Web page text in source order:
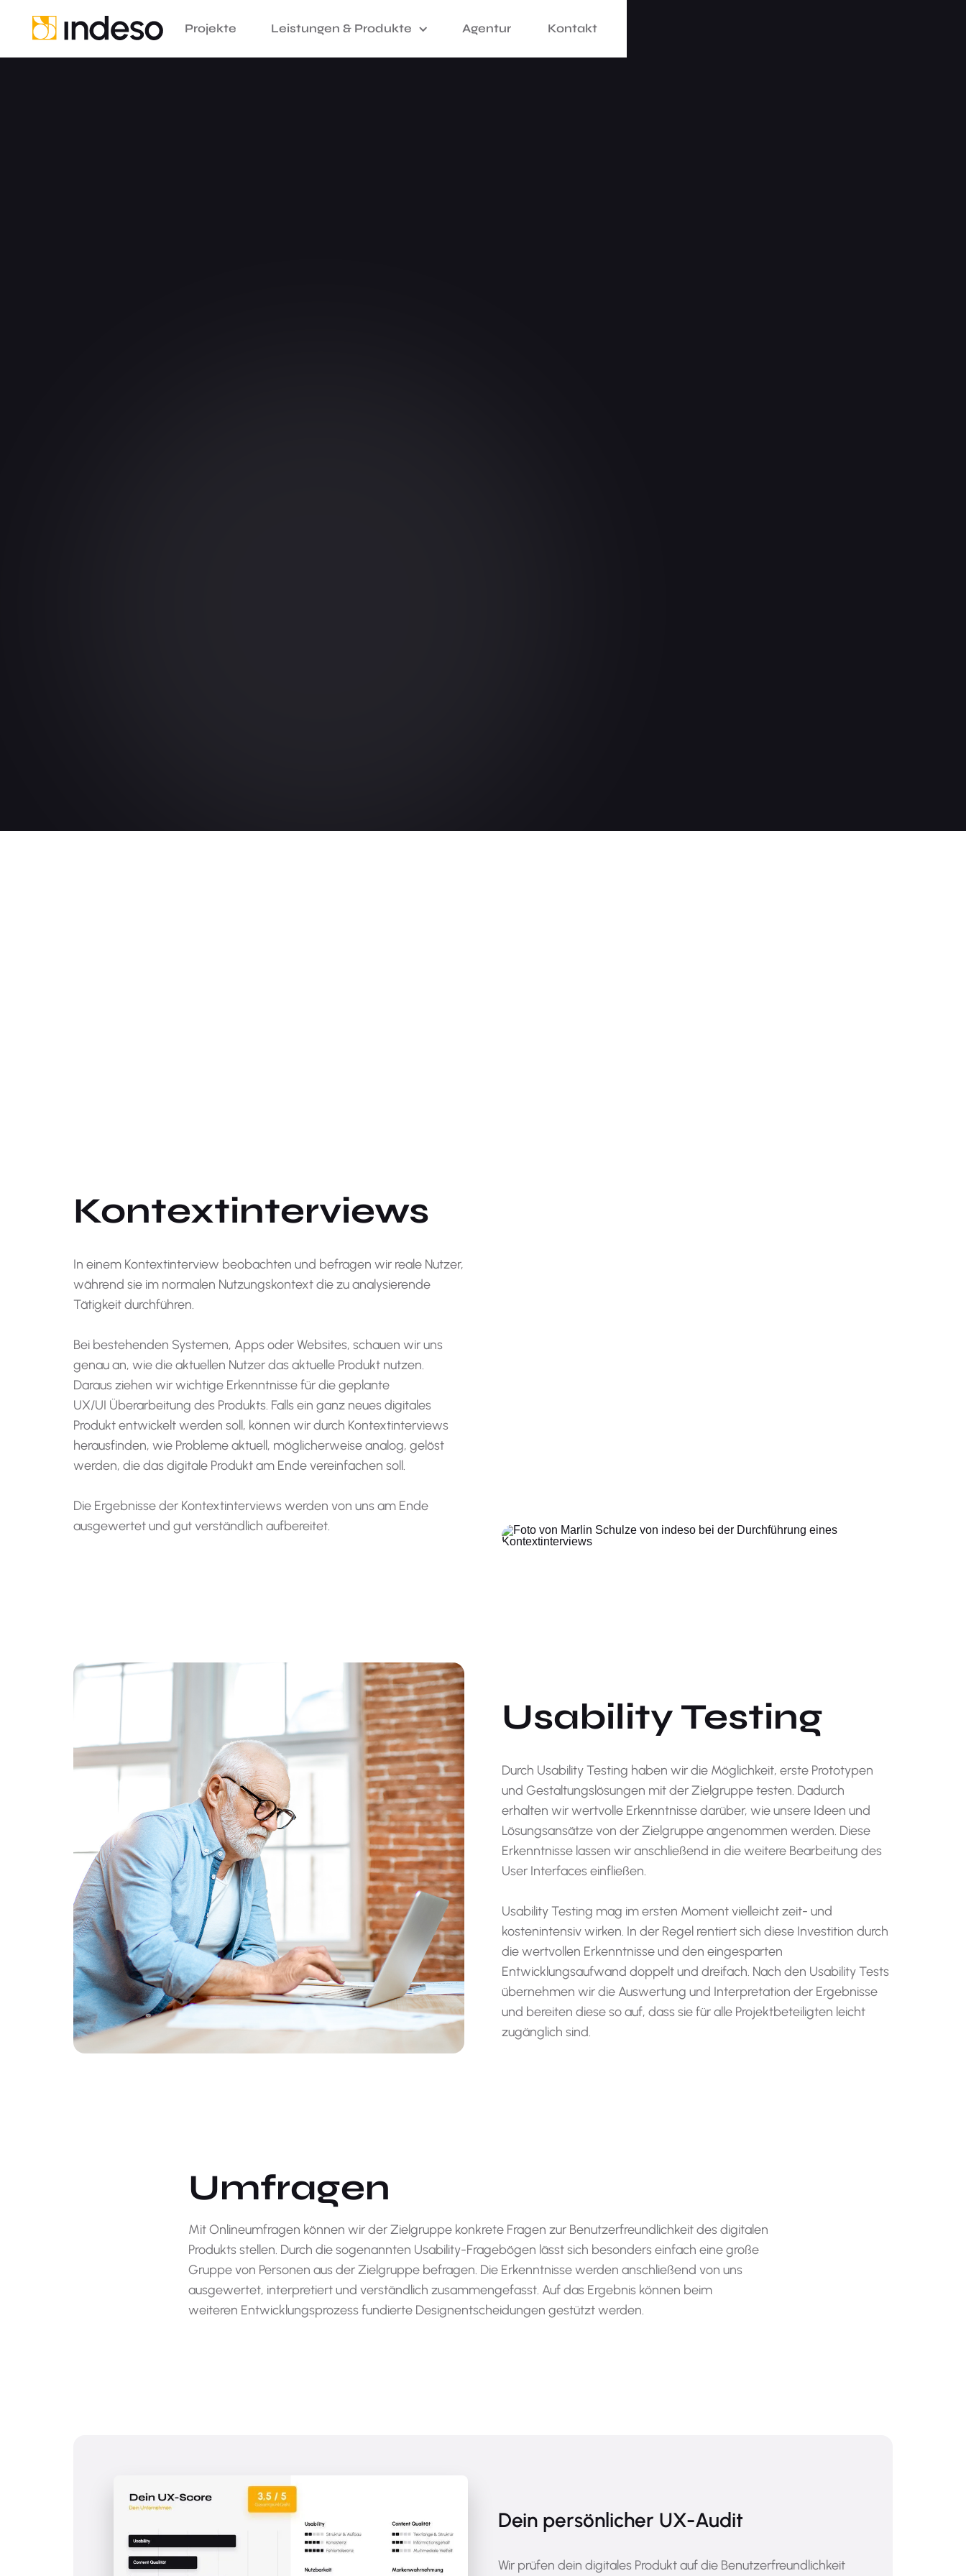
Projekte Leistungen & Produkte Agentur Kontakt
Kontextinterviews
In einem Kontextinterview beobachten und befragen wir reale Nutzer,
während sie im normalen Nutzungskontext die zu analysierende
Tätigkeit durchführen.
Bei bestehenden Systemen, Apps oder Websites, schauen wir uns
genau an, wie die aktuellen Nutzer das aktuelle Produkt nutzen.
Daraus ziehen wir wichtige Erkenntnisse für die geplante
UX/UI Überarbeitung des Produkts. Falls ein ganz neues digitales
Produkt entwickelt werden soll, können wir durch Kontextinterviews
herausfinden, wie Probleme aktuell, möglicherweise analog, gelöst
werden, die das digitale Produkt am Ende vereinfachen soll.
Die Ergebnisse der Kontextinterviews werden von uns am Ende
ausgewertet und gut verständlich aufbereitet.
Usability Testing
Durch Usability Testing haben wir die Möglichkeit, erste Prototypen
und Gestaltungslösungen mit der Zielgruppe testen. Dadurch
erhalten wir wertvolle Erkenntnisse darüber, wie unsere Ideen und
Lösungsansätze von der Zielgruppe angenommen werden. Diese
Erkenntnisse lassen wir anschließend in die weitere Bearbeitung des
User Interfaces einfließen.
Usability Testing mag im ersten Moment vielleicht zeit- und
kostenintensiv wirken. In der Regel rentiert sich diese Investition durch
die wertvollen Erkenntnisse und den eingesparten
Entwicklungsaufwand doppelt und dreifach. Nach den Usability Tests
übernehmen wir die Auswertung und Interpretation der Ergebnisse
und bereiten diese so auf, dass sie für alle Projektbeteiligten leicht
zugänglich sind.
Umfragen
Mit Onlineumfragen können wir der Zielgruppe konkrete Fragen zur Benutzerfreundlichkeit des digitalen
Produkts stellen. Durch die sogenannten Usability-Fragebögen lässt sich besonders einfach eine große
Gruppe von Personen aus der Zielgruppe befragen. Die Erkenntnisse werden anschließend von uns
ausgewertet, interpretiert und verständlich zusammengefasst. Auf das Ergebnis können beim
weiteren Entwicklungsprozess fundierte Designentscheidungen gestützt werden.
Dein persönlicher UX-Audit
Wir prüfen dein digitales Produkt auf die Benutzerfreundlichkeit